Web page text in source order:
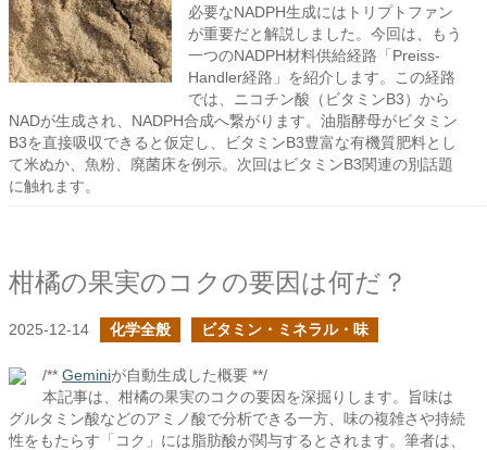
必要なNADPH生成にはトリプトファン
が重要だと解説しました。今回は、もう
一つのNADPH材料供給経路「Preiss-
Handler経路」を紹介します。この経路
では、ニコチン酸（ビタミンB3）から
NADが生成され、NADPH合成へ繋がります。油脂酵母がビタミン
B3を直接吸収できると仮定し、ビタミンB3豊富な有機質肥料とし
て米ぬか、魚粉、廃菌床を例示。次回はビタミンB3関連の別話題
に触れます。
柑橘の果実のコクの要因は何だ？
2025-12-14 化学全般 ビタミン・ミネラル・味
/** Geminiが自動生成した概要 **/
本記事は、柑橘の果実のコクの要因を深掘りします。旨味は
グルタミン酸などのアミノ酸で分析できる一方、味の複雑さや持続
性をもたらす「コク」には脂肪酸が関与するとされます。筆者は、